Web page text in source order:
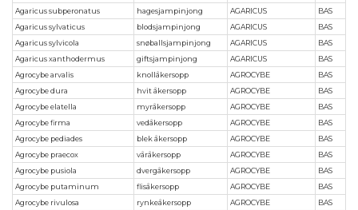
Agaricus subperonatus
hagesjampinjong AGARICUS
BAS
Agaricus sylvaticus
blodsjampinjong AGARICUS
BAS
Agaricus sylvicola
snøballsjampinjong AGARICUS
BAS
Agaricus xanthodermus
giftsjampinjong AGARICUS
BAS
Agrocybe arvalis
knollåkersopp AGROCYBE
BAS
Agrocybe dura
hvit åkersopp AGROCYBE
BAS
Agrocybe elatella
myråkersopp AGROCYBE
BAS
Agrocybe firma
vedåkersopp AGROCYBE
BAS
Agrocybe pediades
blek åkersopp AGROCYBE
BAS
Agrocybe praecox
våråkersopp AGROCYBE
BAS
Agrocybe pusiola
dvergåkersopp AGROCYBE
BAS
Agrocybe putaminum
flisåkersopp AGROCYBE
BAS
Agrocybe rivulosa
rynkeåkersopp AGROCYBE
BAS